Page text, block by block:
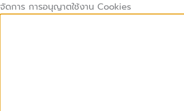
จัดการ การอนุญาตใช้งาน Cookies
คุกกี้
ที่
Preferences
คุกกี้
เก็บ
คุกกี้
การ
Skip